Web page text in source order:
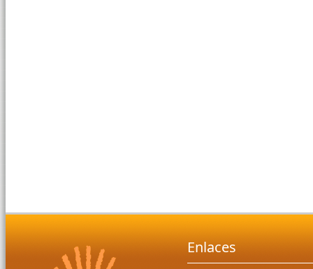
Enlaces